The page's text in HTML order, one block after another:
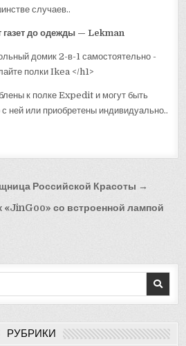
случаев..
газет до одежды — Lekman
к полке Expedit и могут быть
ней или приобретены индивидуально..
Российской Красоты →
со встроенной лампой
РУБРИКИ